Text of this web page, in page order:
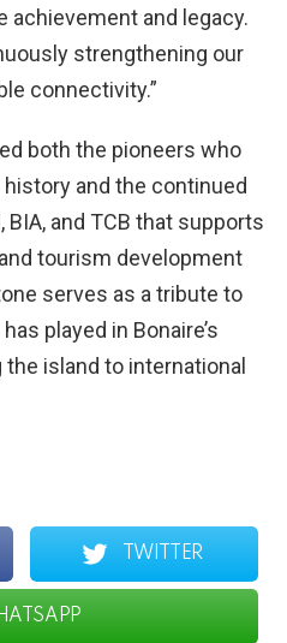
achievement and legacy.
strengthening our
connectivity.”
both the pioneers who
history and the continued
and TCB that supports
tourism development
serves as a tribute to
played in Bonaire’s
island to international
TWITTER